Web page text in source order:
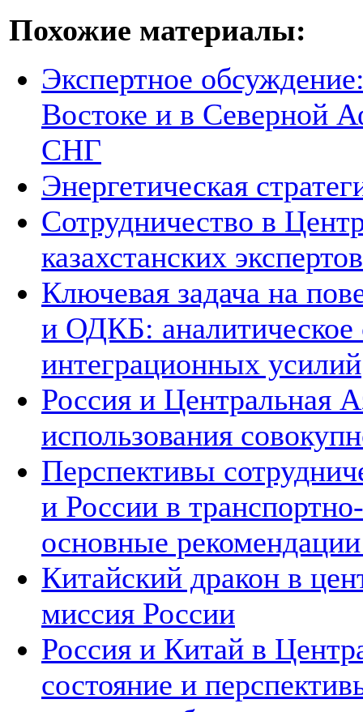
Похожие материалы:
Экспертное
Востоке и в Северной
СНГ
Энергетическая
Сотрудничество в
казахстанских экспертов
Ключевая задача на
и ОДКБ: аналитическое
интеграционных усилий
Россия и Центральная
использования
Перспективы
и России в
основные
Китайский дракон в
миссия России
Россия и Китай в
состояние и